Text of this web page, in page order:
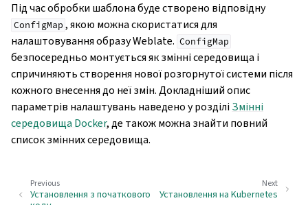
Під час обробки шаблона буде створено відповідну
ConfigMap , якою можна скористатися для
налаштовування образу Weblate. ConfigMap
безпосередньо монтується як змінні середовища і
спричиняють створення нової розгорнутої системи після
кожного внесення до неї змін. Докладніший опис
параметрів налаштувань наведено у розділіЗмінні
середовища Docker, де також можна знайти повний
список змінних середовища.
Next
Установлення на Kubernetes
Previous
Установлення з початкового